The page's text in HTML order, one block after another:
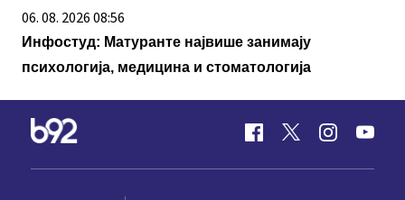
06. 08. 2026 08:56
Инфостуд: Матуранте највише занимају
психологија, медицина и стоматологија